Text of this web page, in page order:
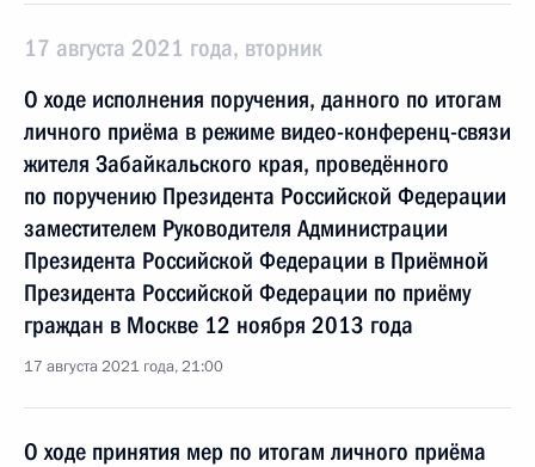
17 августа 2021 года, вторник
О ходе исполнения поручения, данного по итогам
личного приёма в режиме видео-конференц-связи
жителя Забайкальского края, проведённого
по поручению Президента Российской Федерации
заместителем Руководителя Администрации
Президента Российской Федерации в Приёмной
Президента Российской Федерации по приёму
граждан в Москве 12 ноября 2013 года
17 августа 2021 года, 21:00
О ходе принятия мер по итогам личного приёма